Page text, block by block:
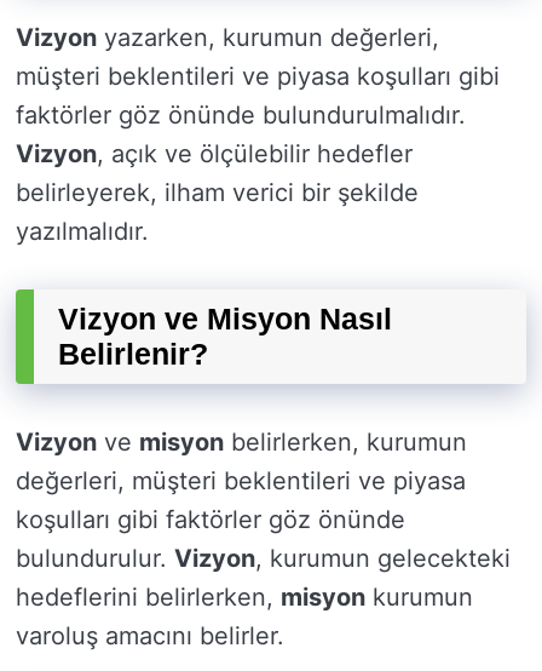
Vizyon yazarken, kurumun değerleri,
müşteri beklentileri ve piyasa koşulları gibi
faktörler göz önünde bulundurulmalıdır.
Vizyon, açık ve ölçülebilir hedefler
belirleyerek, ilham verici bir şekilde
yazılmalıdır.
Vizyon ve Misyon Nasıl
Belirlenir?
Vizyon ve misyon belirlerken, kurumun
değerleri, müşteri beklentileri ve piyasa
koşulları gibi faktörler göz önünde
bulundurulur. Vizyon, kurumun gelecekteki
hedeflerini belirlerken, misyon kurumun
varoluş amacını belirler.